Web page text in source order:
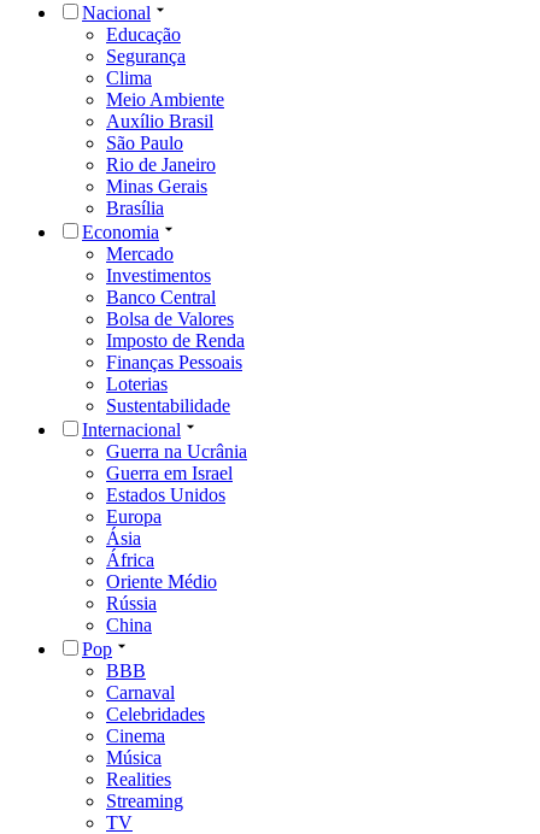
Nacional
Educação
Segurança
Clima
Meio Ambiente
Auxílio Brasil
São Paulo
Rio de Janeiro
Minas Gerais
Brasília
Economia
Mercado
Investimentos
Banco Central
Bolsa de Valores
Imposto de Renda
Finanças Pessoais
Loterias
Sustentabilidade
Internacional
Guerra na Ucrânia
Guerra em Israel
Estados Unidos
Europa
Ásia
África
Oriente Médio
Rússia
China
Pop
BBB
Carnaval
Celebridades
Cinema
Música
Realities
Streaming
TV